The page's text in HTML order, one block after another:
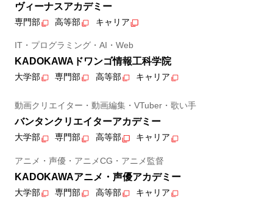
ヴィーナスアカデミー
専門部 高等部 キャリア
IT・プログラミング・AI・Web
KADOKAWAドワンゴ情報工科学院
大学部 専門部 高等部 キャリア
動画クリエイター・動画編集・VTuber・歌い手
バンタンクリエイターアカデミー
大学部 専門部 高等部 キャリア
アニメ・声優・アニメCG・アニメ監督
KADOKAWAアニメ・声優アカデミー
大学部 専門部 高等部 キャリア